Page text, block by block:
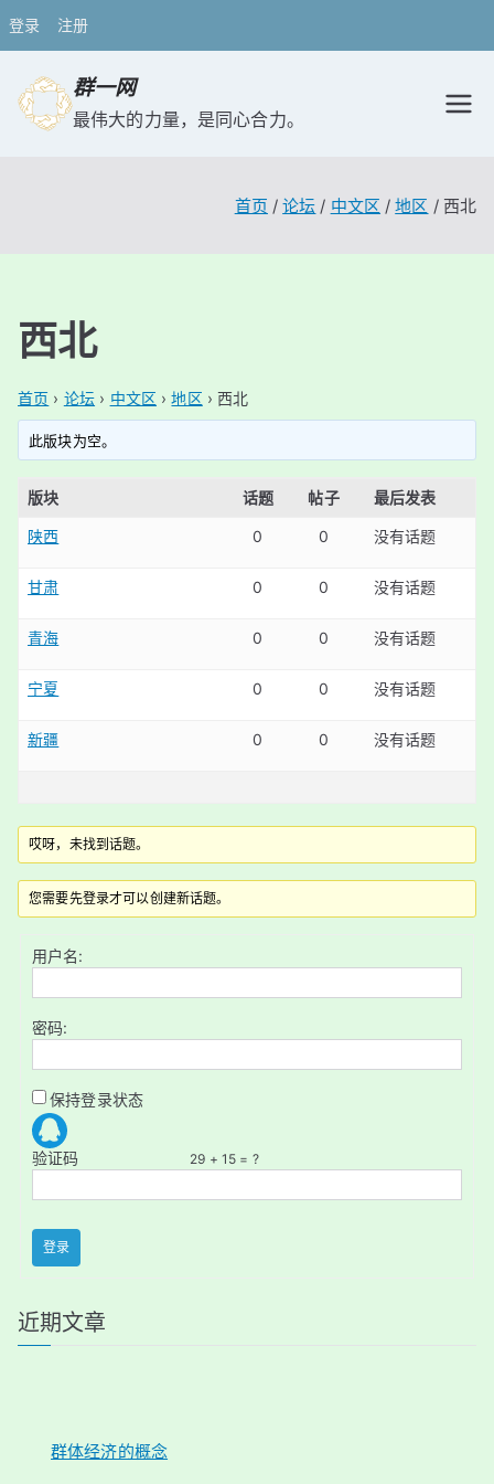
登录 注册
群一网
最伟大的力量，是同心合力。
首页 论坛 中文区 地区 西北
西北
首页 › 论坛 › 中文区 › 地区 › 西北
此版块为空。
版块 话题 帖子 最后发表
陕西 0 0 没有话题
甘肃 0 0 没有话题
青海 0 0 没有话题
宁夏 0 0 没有话题
新疆 0 0 没有话题
哎呀，未找到话题。
您需要先登录才可以创建新话题。
用户名:
密码:
保持登录状态
验证码 29 + 15 = ?
登录
近期文章
群体经济的概念